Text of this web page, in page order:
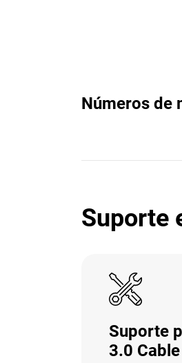
Números de
Suporte
Suporte
3.0